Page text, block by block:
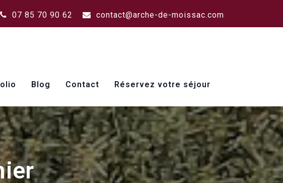
07 85 70 90 62 contact@arche-de-moissac.com
Blog Contact Réservez votre séjour